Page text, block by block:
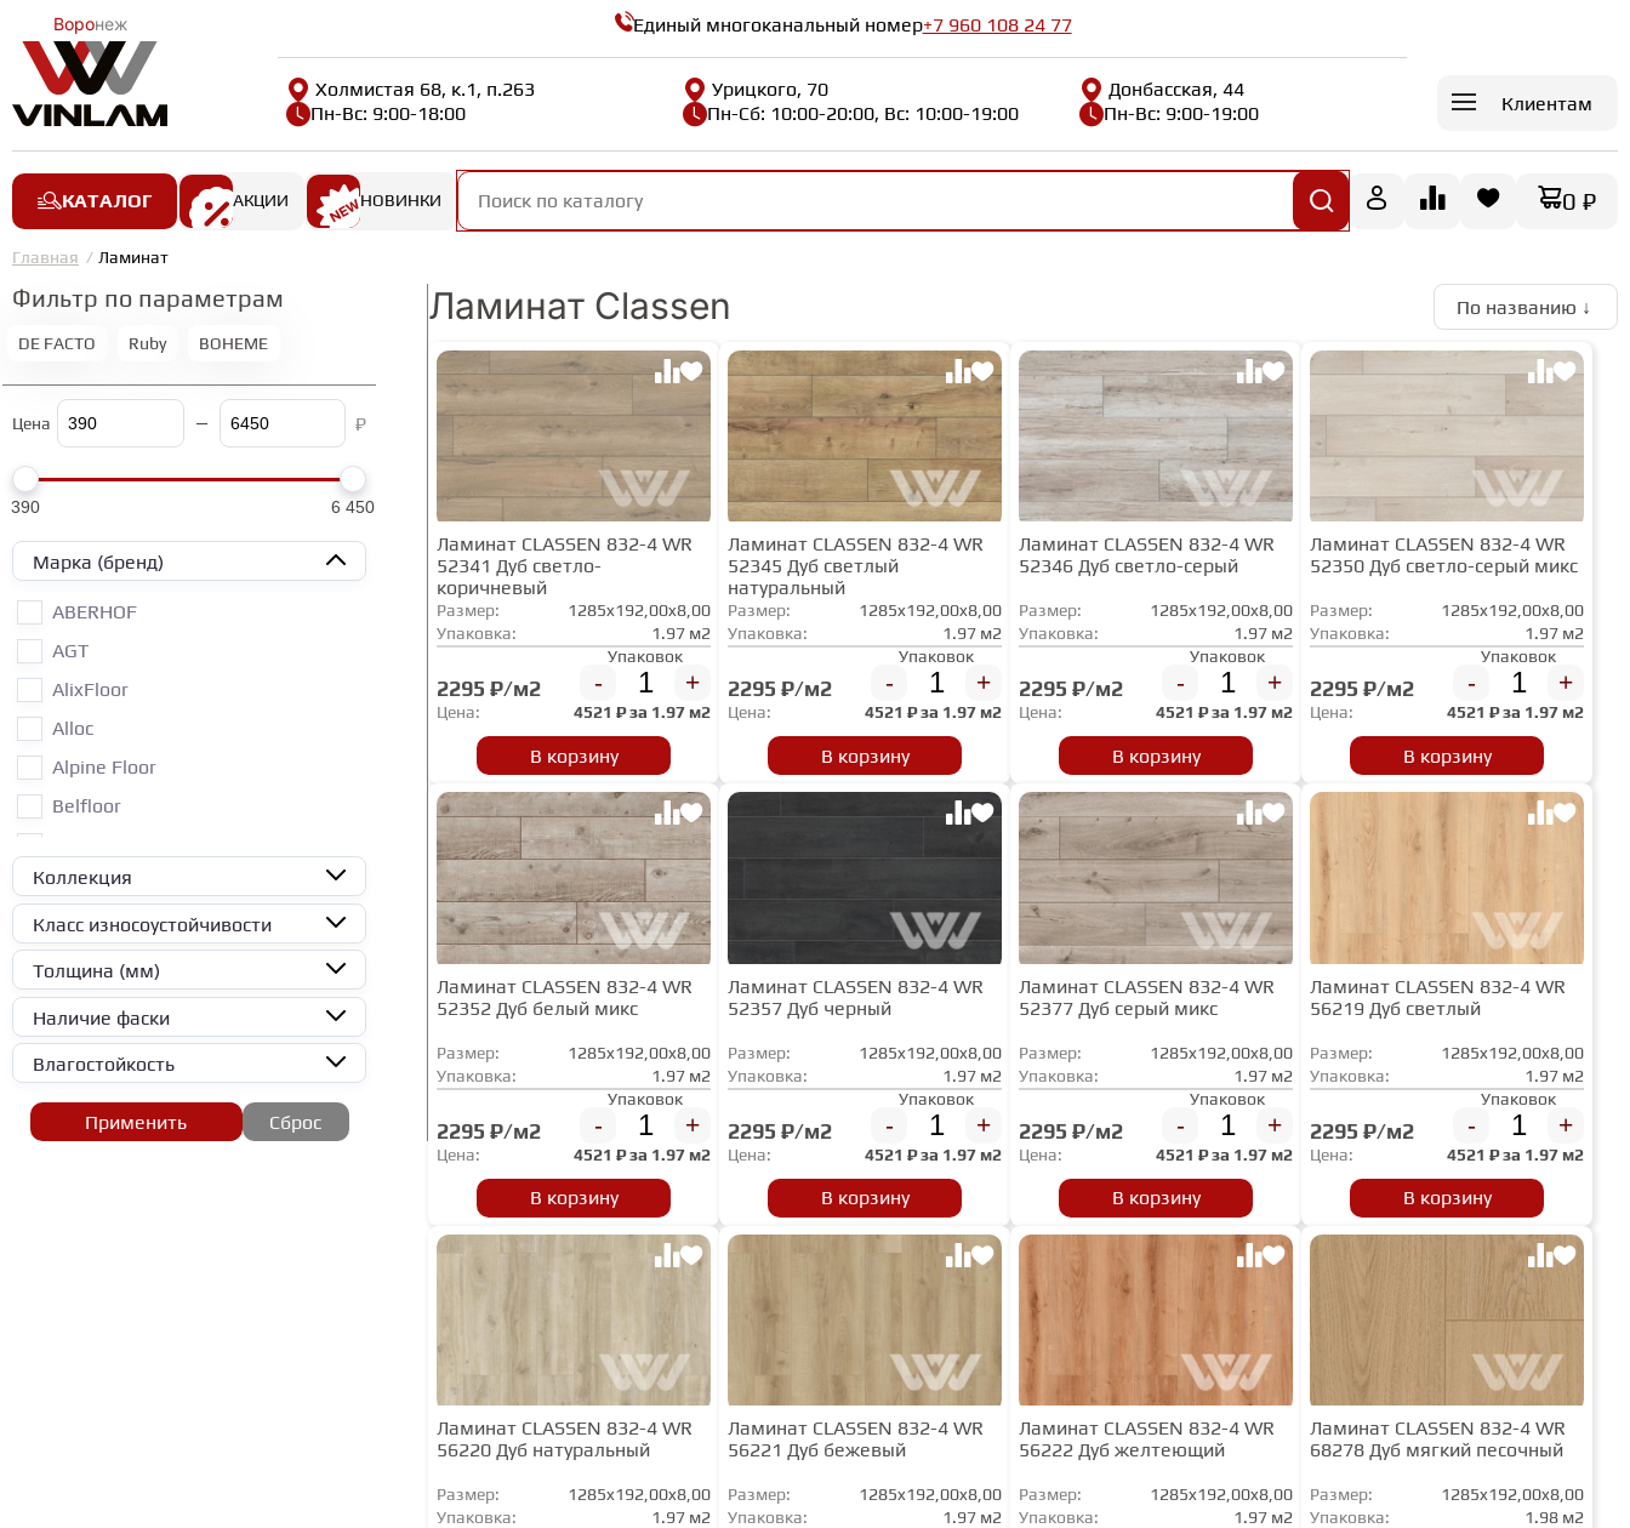
Воронеж Единый многоканальный номер+7 960 108 24 77
Холмистая 68, к.1, п.263
Пн-Вс: 9:00-18:00
Урицкого, 70
Пн-Сб: 10:00-20:00, Вс: 10:00-19:00
Донбасская, 44
Пн-Вс: 9:00-19:00
Клиентам
КАТАЛОГ АКЦИИ НОВИНКИ 0 ₽
Главная Ламинат
Фильтр по параметрам
DE FACTO Ruby BOHEME
Цена ₽
390 6 450
Марка (бренд)
ABERHOF
AGT
AlixFloor
Alloc
Alpine Floor
Belfloor
Camsan
Classen
Egger Eversense
Egger Pro
Eggger
Floorpan
Herringbone
Коллекция
Класс износоустойчивости
Толщина (мм)
Наличие фаски
Влагостойкость
Применить Сброс
Ламинат Classen По названию ↓
Ламинат CLASSEN 832-4 WR
52341 Дуб светло-
коричневый
Размер:
1285x192,00x8,00
Упаковка:
1.97 м2
2295 ₽/м2
Упаковок
- +
Цена: 4521₽ за 1.97 м2
В корзину
Ламинат CLASSEN 832-4 WR
52345 Дуб светлый
натуральный
Размер:
1285x192,00x8,00
Упаковка:
1.97 м2
2295 ₽/м2
Упаковок
- +
Цена: 4521₽ за 1.97 м2
В корзину
Ламинат CLASSEN 832-4 WR
52346 Дуб светло-серый
Размер:
1285x192,00x8,00
Упаковка:
1.97 м2
2295 ₽/м2
Упаковок
- +
Цена: 4521₽ за 1.97 м2
В корзину
Ламинат CLASSEN 832-4 WR
52350 Дуб светло-серый микс
Размер:
1285x192,00x8,00
Упаковка:
1.97 м2
2295 ₽/м2
Упаковок
- +
Цена: 4521₽ за 1.97 м2
В корзину
Ламинат CLASSEN 832-4 WR
52352 Дуб белый микс
Размер:
1285x192,00x8,00
Упаковка:
1.97 м2
2295 ₽/м2
Упаковок
- +
Цена: 4521₽ за 1.97 м2
В корзину
Ламинат CLASSEN 832-4 WR
52357 Дуб черный
Размер:
1285x192,00x8,00
Упаковка:
1.97 м2
2295 ₽/м2
Упаковок
- +
Цена: 4521₽ за 1.97 м2
В корзину
Ламинат CLASSEN 832-4 WR
52377 Дуб серый микс
Размер:
1285x192,00x8,00
Упаковка:
1.97 м2
2295 ₽/м2
Упаковок
- +
Цена: 4521₽ за 1.97 м2
В корзину
Ламинат CLASSEN 832-4 WR
56219 Дуб светлый
Размер:
1285x192,00x8,00
Упаковка:
1.97 м2
2295 ₽/м2
Упаковок
- +
Цена: 4521₽ за 1.97 м2
В корзину
Ламинат CLASSEN 832-4 WR
56220 Дуб натуральный
Размер:
1285x192,00x8,00
Упаковка:
1.97 м2
Ламинат CLASSEN 832-4 WR
56221 Дуб бежевый
Размер:
1285x192,00x8,00
Упаковка:
1.97 м2
Ламинат CLASSEN 832-4 WR
56222 Дуб желтеющий
Размер:
1285x192,00x8,00
Упаковка:
1.97 м2
Ламинат CLASSEN 832-4 WR
68278 Дуб мягкий песочный
Размер:
1285x192,00x8,00
Упаковка:
1.98 м2